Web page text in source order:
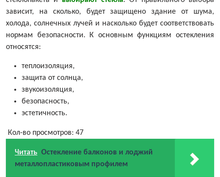
зависит, на сколько, будет защищено здание от шума,
холода, солнечных лучей и насколько будет соответствовать
нормам безопасности. К основным функциям остекления
относятся:
теплоизоляция,
защита от солнца,
звукоизоляция,
безопасность,
эстетичность.
Кол-во просмотров: 47
Читать Остекление балконов и лоджий
металлопластиковым профилем